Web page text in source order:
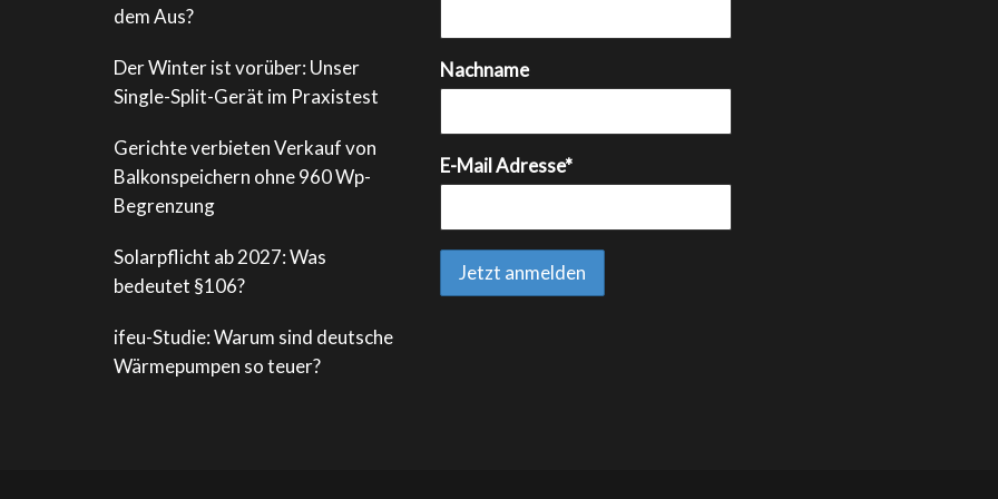
dem Aus?
Der Winter ist vorüber: Unser
Single-Split-Gerät im Praxistest
Gerichte verbieten Verkauf von
Balkonspeichern ohne 960 Wp-
Begrenzung
Solarpflicht ab 2027: Was
bedeutet §106?
ifeu-Studie: Warum sind deutsche
Wärmepumpen so teuer?
Nachname
E-Mail Adresse*